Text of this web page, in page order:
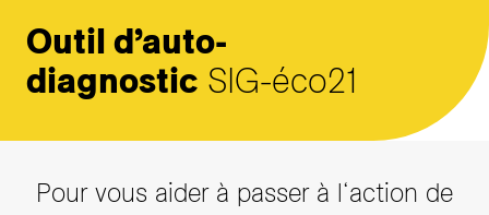
Outil d’auto-
diagnostic SIG-éco21
Pour vous aider à passer à l‘action de